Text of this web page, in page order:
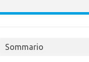
Sommario